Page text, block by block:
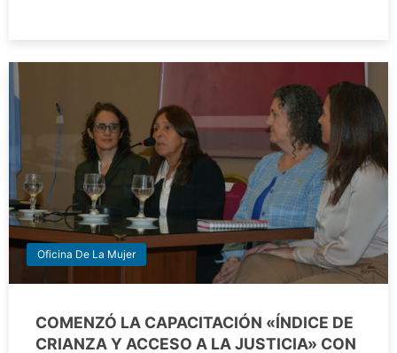
Oficina De La Mujer
COMENZÓ LA CAPACITACIÓN «ÍNDICE DE
CRIANZA Y ACCESO A LA JUSTICIA» CON